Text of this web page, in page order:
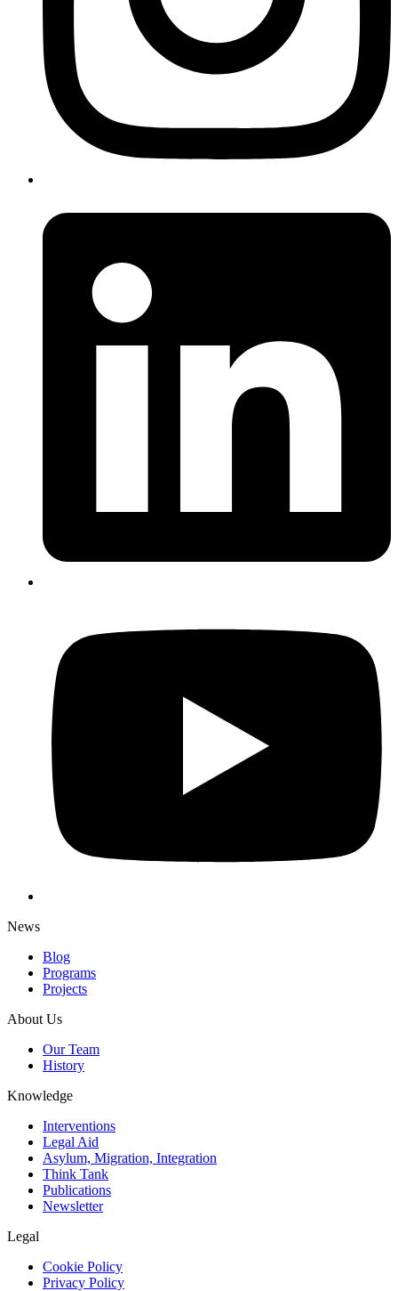
News
Blog
Programs
Projects
About Us
Our Team
History
Knowledge
Interventions
Legal Aid
Asylum, Migration, Integration
Think Tank
Publications
Newsletter
Legal
Cookie Policy
Privacy Policy